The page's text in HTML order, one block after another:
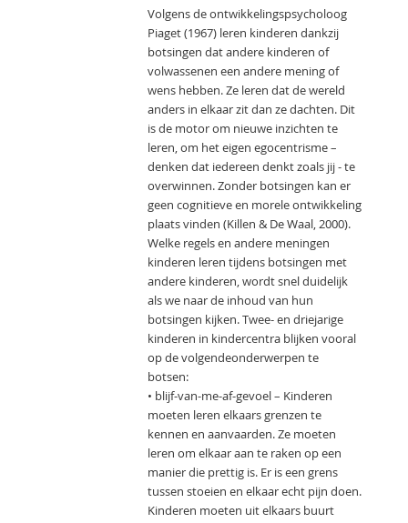
Volgens de ontwikkelingspsycholoog
Piaget (1967) leren kinderen dankzij
botsingen dat andere kinderen of
volwassenen een andere mening of
wens hebben. Ze leren dat de wereld
anders in elkaar zit dan ze dachten. Dit
is de motor om nieuwe inzichten te
leren, om het eigen egocentrisme –
denken dat iedereen denkt zoals jij - te
overwinnen. Zonder botsingen kan er
geen cognitieve en morele ontwikkeling
plaats vinden (Killen & De Waal, 2000).
Welke regels en andere meningen
kinderen leren tijdens botsingen met
andere kinderen, wordt snel duidelijk
als we naar de inhoud van hun
botsingen kijken. Twee- en driejarige
kinderen in kindercentra blijken vooral
op de volgendeonderwerpen te
botsen:
• blijf-van-me-af-gevoel – Kinderen
moeten leren elkaars grenzen te
kennen en aanvaarden. Ze moeten
leren om elkaar aan te raken op een
manier die prettig is. Er is een grens
tussen stoeien en elkaar echt pijn doen.
Kinderen moeten uit elkaars buurt